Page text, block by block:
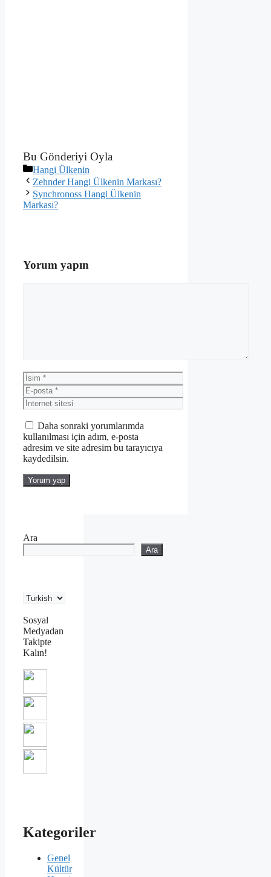
Bu Gönderiyi Oyla
Kategoriler
Hangi Ülkenin
Zehnder Hangi Ülkenin Markası?
Synchronoss Hangi Ülkenin
Markası?
Yorum yapın
İsim
E-
posta
İnternet
sitesi
Daha sonraki yorumlarımda
kullanılması için adım, e-posta
adresim ve site adresim bu tarayıcıya
kaydedilsin.
Ara
Ara
Sosyal
Medyadan
Takipte
Kalın!
Kategoriler
Genel
Kültür